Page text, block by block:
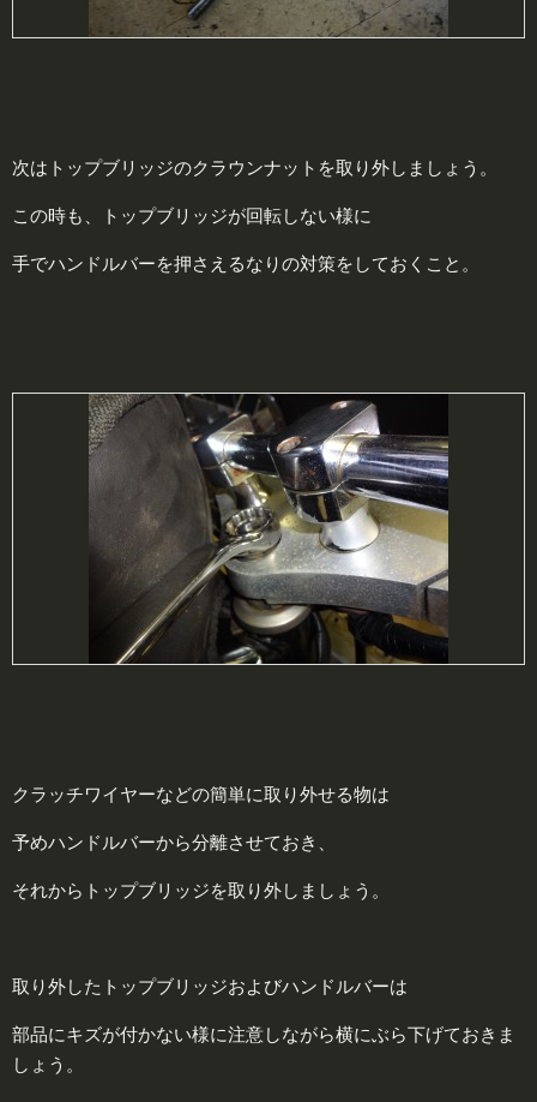
次はトップブリッジのクラウンナットを取り外しましょう。
この時も、トップブリッジが回転しない様に
手でハンドルバーを押さえるなりの対策をしておくこと。
クラッチワイヤーなどの簡単に取り外せる物は
予めハンドルバーから分離させておき、
それからトップブリッジを取り外しましょう。
取り外したトップブリッジおよびハンドルバーは
部品にキズが付かない様に注意しながら横にぶら下げておきま
しょう。